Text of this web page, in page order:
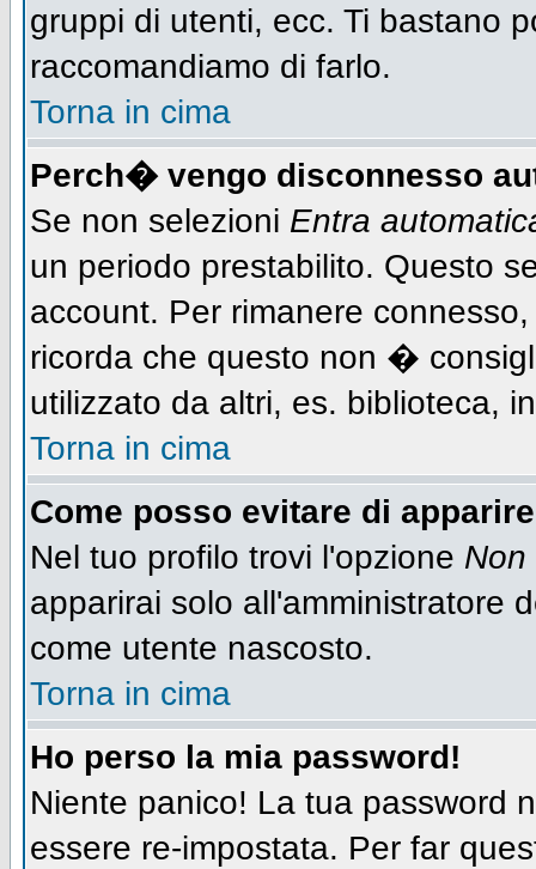
gruppi di utenti, ecc. Ti bastano
raccomandiamo di farlo.
Torna in cima
Perch� vengo disconnesso
Se non selezioni Entra
un periodo prestabilito. Questo
account. Per rimanere
ricorda che questo non �
utilizzato da altri, es. biblioteca,
Torna in cima
Come posso evitare di
Nel tuo profilo trovi l'opzione Non
apparirai solo all'amministratore
come utente nascosto.
Torna in cima
Ho perso la mia password!
Niente panico! La tua
essere re-impostata. Per far